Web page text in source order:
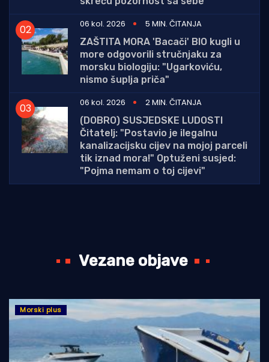
06 kol. 2026
5 MIN. ČITANJA
ZAŠTITA MORA 'Bacači' BIO kugli u
more odgovorili stručnjaku za
morsku biologiju: "Ugarkoviću,
nismo šuplja priča"
06 kol. 2026
2 MIN. ČITANJA
(DOBRO) SUSJEDSKE LUDOSTI
Čitatelj: "Postavio je ilegalnu
kanalizacijsku cijev na mojoj parceli
tik iznad mora!" Optuženi susjed:
"Pojma nemam o toj cijevi"
Vezane objave
Morski plus